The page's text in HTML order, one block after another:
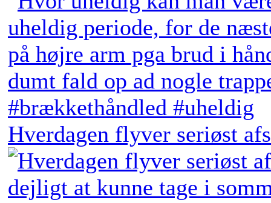
Hverdagen flyver seriøst